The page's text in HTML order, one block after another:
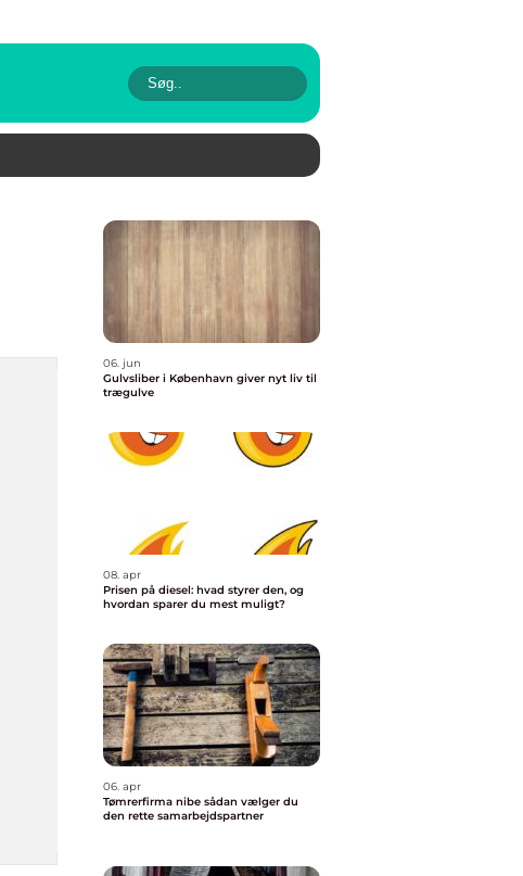
06. jun
Gulvsliber i København giver nyt liv til
trægulve
08. apr
Prisen på diesel: hvad styrer den, og
hvordan sparer du mest muligt?
06. apr
Tømrerfirma nibe sådan vælger du
den rette samarbejdspartner